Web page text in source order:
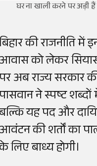
घर ना खाली करने पर अड़ी
की राजनीति में
आवास को लेकर
अब राज्य सरकार
ने स्पष्ट शब्दों
यह पद और
आवंटन की शर्तों का
लिए बाध्य होगी।